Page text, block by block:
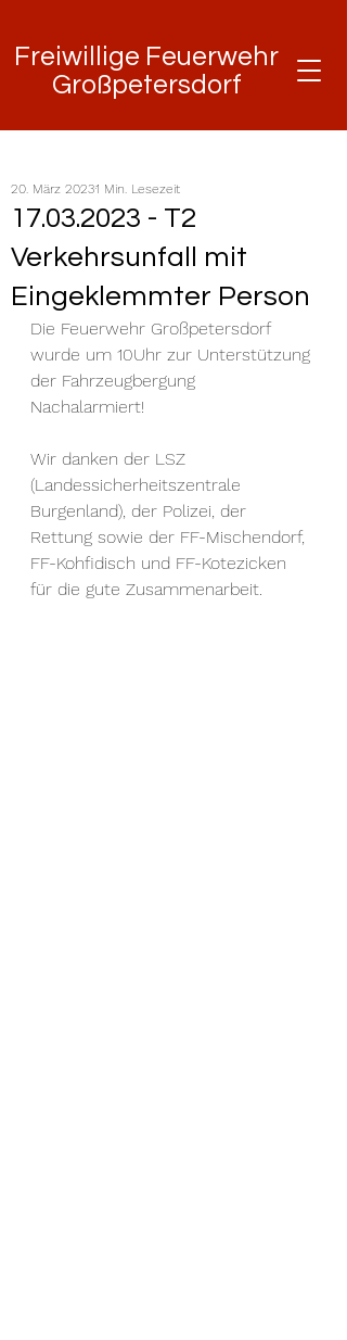
Freiwillige Feuerwehr
Großpetersdorf
Freiwillige Feuerwehr
Großpetersdorf
17.03.2023 - T2
Verkehrsunfall mit
Eingeklemmter Person
20. März 20231 Min. Lesezeit
Die Feuerwehr Großpetersdorf
wurde um 10Uhr zur Unterstützung
der Fahrzeugbergung
Nachalarmiert!
Wir danken der LSZ
(Landessicherheitszentrale
Burgenland), der Polizei, der
Rettung sowie der FF-Mischendorf,
FF-Kohfidisch und FF-Kotezicken
für die gute Zusammenarbeit.